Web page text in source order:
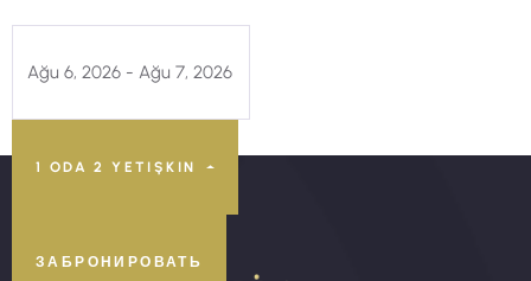
1 ODA2 YETIŞKIN
ЗАБРОНИРОВАТЬ